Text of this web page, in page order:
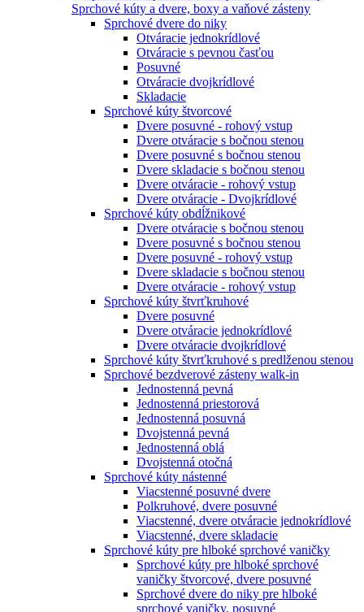
Sprchové kúty a dvere, boxy a vaňové zásteny
Sprchové dvere do niky
Otváracie jednokrídlové
Otváracie s pevnou časťou
Posuvné
Otváracie dvojkrídlové
Skladacie
Sprchové kúty štvorcové
Dvere posuvné - rohový vstup
Dvere otváracie s bočnou stenou
Dvere posuvné s bočnou stenou
Dvere skladacie s bočnou stenou
Dvere otváracie - rohový vstup
Dvere otváracie - Dvojkrídlové
Sprchové kúty obdĺžnikové
Dvere otváracie s bočnou stenou
Dvere posuvné s bočnou stenou
Dvere posuvné - rohový vstup
Dvere skladacie s bočnou stenou
Dvere otváracie - rohový vstup
Sprchové kúty štvrťkruhové
Dvere posuvné
Dvere otváracie jednokrídlové
Dvere otváracie dvojkrídlové
Sprchové kúty štvrťkruhové s predlženou stenou
Sprchové bezdverové zásteny walk-in
Jednostenná pevná
Jednostenná priestorová
Jednostenná posuvná
Dvojstenná pevná
Jednostenná oblá
Dvojstenná otočná
Sprchové kúty nástenné
Viacstenné posuvné dvere
Polkruhové, dvere posuvné
Viacstenné, dvere otváracie jednokrídlové
Viacstenné, dvere skladacie
Sprchové kúty pre hlboké sprchové vaničky
Sprchové kúty pre hlboké sprchové
vaničky štvorcové, dvere posuvné
Sprchové dvere do niky pre hlboké
sprchové vaničky, posuvné